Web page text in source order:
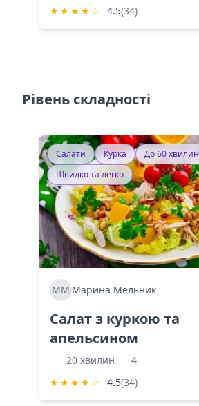
★ ★ ★ ★ ☆ 4.5(34)
Рівень складності
Салати Курка
До 60 хвилин
Швидко та легко
ММ Марина Мельник
Салат з куркою та
апельсином
20 хвилин
4
★ ★ ★ ★ ☆ 4.5(34)